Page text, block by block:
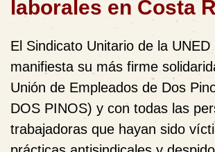
laborales en Costa
El Sindicato Unitario de la UNED
manifiesta su más firme
Unión de Empleados de Dos
DOS PINOS) y con todas las
trabajadoras que hayan sido